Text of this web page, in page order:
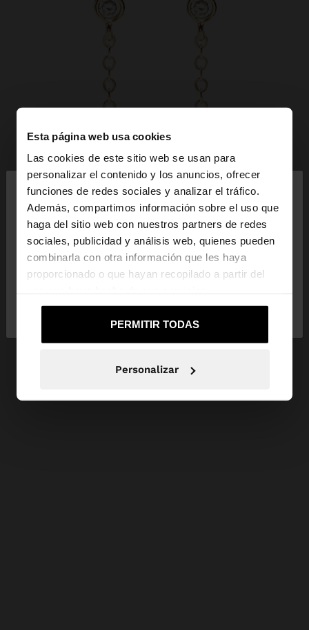
Esta página web usa cookies
Las cookies de este sitio web se usan para
personalizar el contenido y los anuncios, ofrecer
funciones de redes sociales y analizar el tráfico.
Además, compartimos información sobre el uso que
haga del sitio web con nuestros partners de redes
sociales, publicidad y análisis web, quienes pueden
combinarla con otra información que les haya
proporcionado o que hayan recopilado a partir del
PERMITIR TODAS
Personalizar
hola
Estás accediendo a la web de Mexico. ¿Quieres ir a
la web de United States?